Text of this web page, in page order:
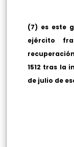
(7) es este
ejército
1512 tras la
de julio de